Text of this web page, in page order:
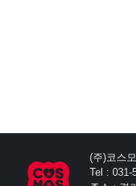
(주)코스
Tel : 031-